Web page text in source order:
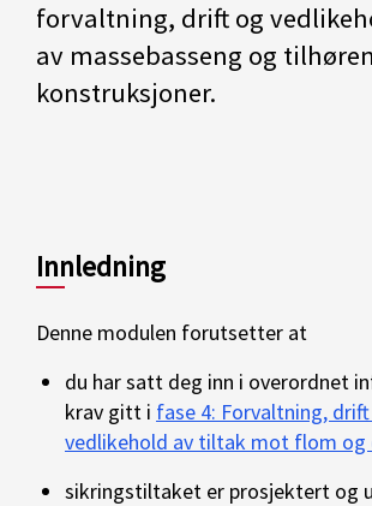
forvaltning, drift og
av massebasseng og
konstruksjoner.
Innledning
Denne modulen forutsetter at
du har satt deg inn i overordnet
krav gitt i fase 4: Forvaltning,
vedlikehold av tiltak mot flom og
sikringstiltaket er prosjektert og